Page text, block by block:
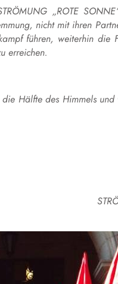
„ROTE
nicht mit ihren
führen, weiterhin die
erreichen.
Hälfte des Himmels